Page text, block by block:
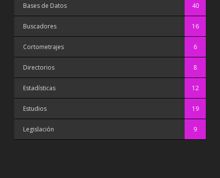
Bases de Datos 40
Buscadores 16
Cortometrajes 6
Directorios 8
Estadísticas 12
Estudios 19
Legislación 9